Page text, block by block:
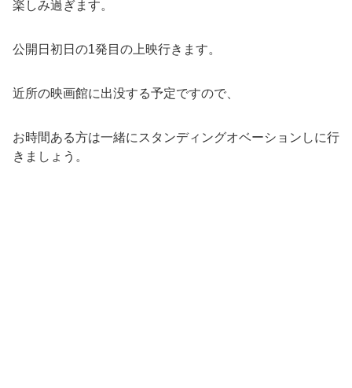
楽しみ過ぎます。
公開日初日の1発目の上映行きます。
近所の映画館に出没する予定ですので、
お時間ある方は一緒にスタンディングオベーションしに行
きましょう。